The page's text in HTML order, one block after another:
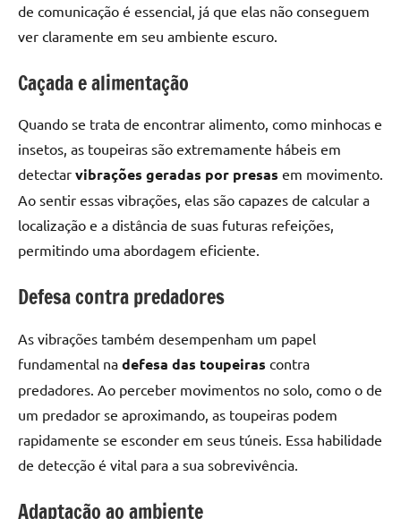
de comunicação é essencial, já que elas não conseguem
ver claramente em seu ambiente escuro.
Caçada e alimentação
Quando se trata de encontrar alimento, como minhocas e
insetos, as toupeiras são extremamente hábeis em
detectar vibrações geradas por presas em movimento.
Ao sentir essas vibrações, elas são capazes de calcular a
localização e a distância de suas futuras refeições,
permitindo uma abordagem eficiente.
Defesa contra predadores
As vibrações também desempenham um papel
fundamental na defesa das toupeiras contra
predadores. Ao perceber movimentos no solo, como o de
um predador se aproximando, as toupeiras podem
rapidamente se esconder em seus túneis. Essa habilidade
de detecção é vital para a sua sobrevivência.
Adaptação ao ambiente